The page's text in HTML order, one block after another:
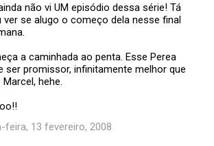
não vi UM episódio dessa série! Tá
ver se alugo o começo dela nesse final
a caminhada ao penta. Esse Perea
ser promissor, infinitamente melhor que
Marcel, hehe.
feira, 13 fevereiro, 2008